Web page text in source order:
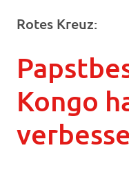
Rotes Kreuz:
Kongo